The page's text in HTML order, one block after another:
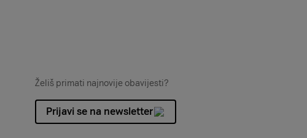
Želiš primati najnovije obavijesti?
Prijavi se na newsletter